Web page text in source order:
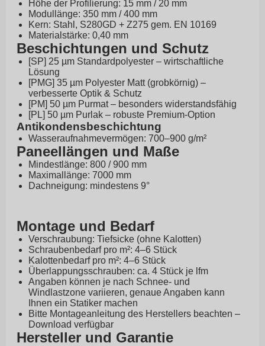
Höhe der Profilierung: 15 mm / 20 mm
Modullänge: 350 mm / 400 mm
Kern: Stahl, S280GD + Z275 gem. EN 10169
Materialstärke: 0,40 mm
Beschichtungen und Schutz
[SP] 25 µm Standardpolyester – wirtschaftliche
Lösung
[PMG] 35 µm Polyester Matt (grobkörnig) –
verbesserte Optik & Schutz
[PM] 50 µm Purmat – besonders widerstandsfähig
[PL] 50 µm Purlak – robuste Premium-Option
Antikondensbeschichtung
Wasseraufnahmevermögen: 700–900 g/m²
Paneellängen und Maße
Mindestlänge: 800 / 900 mm
Maximallänge: 7000 mm
Dachneigung: mindestens 9°
Montage und Bedarf
Verschraubung: Tiefsicke (ohne Kalotten)
Schraubenbedarf pro m²: 4–6 Stück
Kalottenbedarf pro m²: 4–6 Stück
Überlappungsschrauben: ca. 4 Stück je lfm
Angaben können je nach Schnee- und
Windlastzone variieren, genaue Angaben kann
Ihnen ein Statiker machen
Bitte Montageanleitung des Herstellers beachten –
Download verfügbar
Hersteller und Garantie